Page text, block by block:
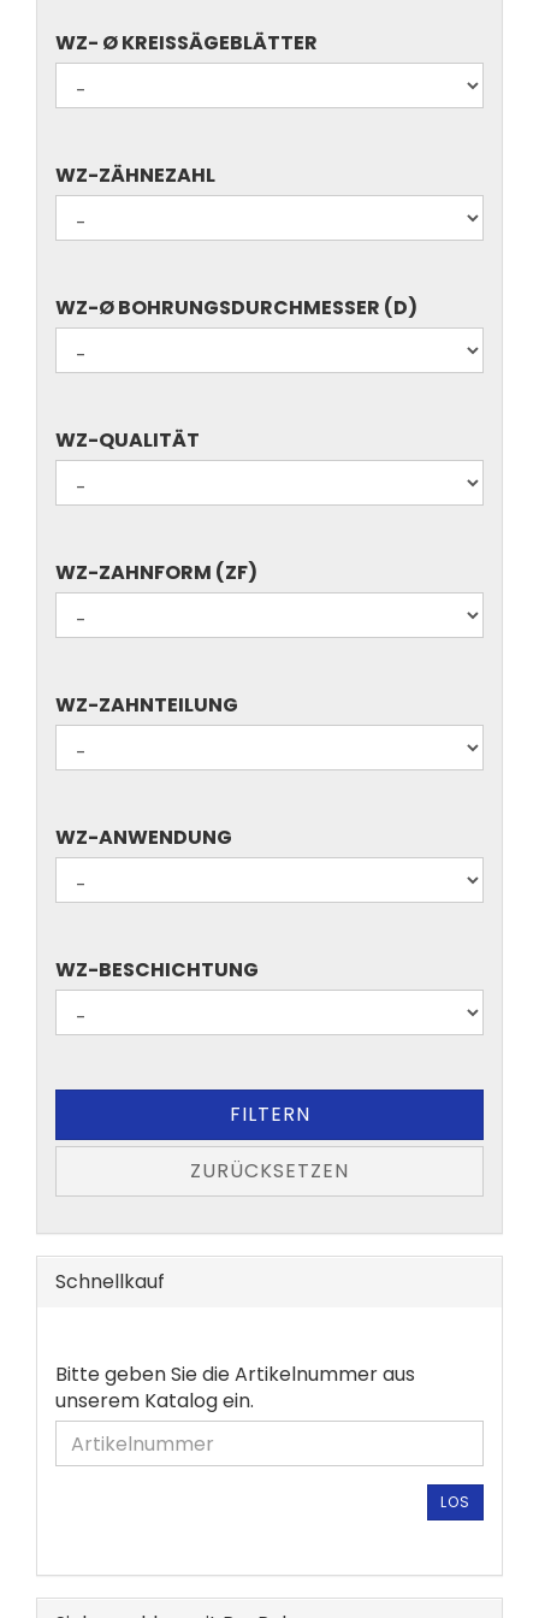
WZ-
Ø
KREISSÄGEBLÄTTER
WZ- Ø KREISSÄGEBLÄTTER
WZ-
ZÄHNEZAHL
WZ-ZÄHNEZAHL
WZ-
Ø
BOHRUNGSDURCHMESSER
WZ-Ø BOHRUNGSDURCHMESSER (D)
WZ-
QUALITÄT
WZ-QUALITÄT
WZ-
ZAHNFORM
(ZF)
WZ-ZAHNFORM (ZF)
WZ-
ZAHNTEILUNG
WZ-ZAHNTEILUNG
WZ-
ANWENDUNG
WZ-ANWENDUNG
WZ-
BESCHICHTUNG
WZ-BESCHICHTUNG
FILTERN
ZURÜCKSETZEN
Schnellkauf
BITTE
GEBEN
SIE
DIE
EIN.
Bitte geben Sie die Artikelnummer aus
unserem Katalog ein.
LOS